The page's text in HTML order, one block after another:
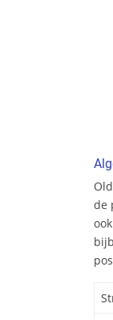
de